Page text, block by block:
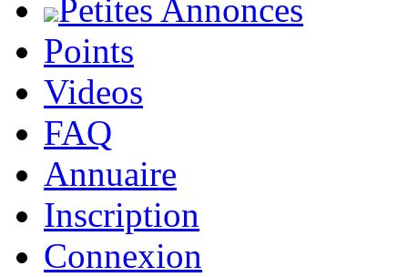
Petites Annonces
Points
Videos
FAQ
Annuaire
Inscription
Connexion